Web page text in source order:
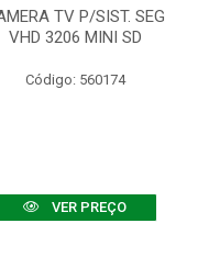
TV P/SIST. SEG
VHD 3206 MINI SD
Código: 560174
VER PREÇO